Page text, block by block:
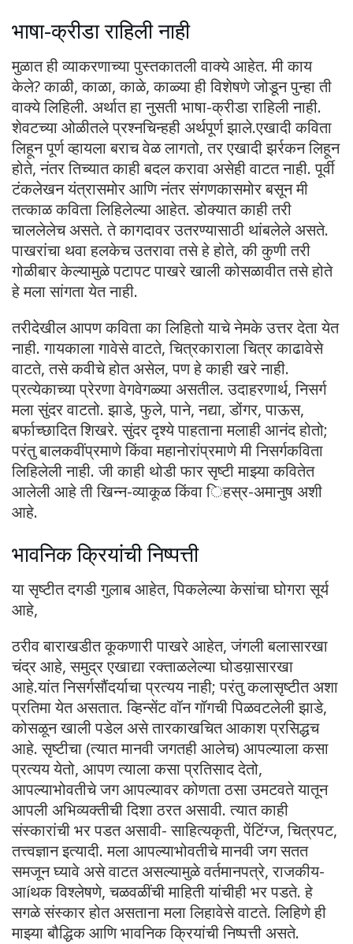
भाषा-क्रीडा राहिली नाही
मुळात ही व्याकरणाच्या पुस्तकातली वाक्ये आहेत. मी काय
केले? काळी, काळा, काळे, काळ्या ही विशेषणे जोडून पुन्हा ती
वाक्ये लिहिली. अर्थात हा नुसती भाषा-क्रीडा राहिली नाही.
शेवटच्या ओळीतले प्रश्नचिन्हही अर्थपूर्ण झाले.एखादी कविता
लिहून पूर्ण व्हायला बराच वेळ लागतो, तर एखादी झर्रकन लिहून
होते, नंतर तिच्यात काही बदल करावा असेही वाटत नाही. पूर्वी
टंकलेखन यंत्रासमोर आणि नंतर संगणकासमोर बसून मी
तत्काळ कविता लिहिलेल्या आहेत. डोक्यात काही तरी
चाललेलेच असते. ते कागदावर उतरण्यासाठी थांबलेले असते.
पाखरांचा थवा हलकेच उतरावा तसे हे होते, की कुणी तरी
गोळीबार केल्यामुळे पटापट पाखरे खाली कोसळावीत तसे होते
हे मला सांगता येत नाही.
तरीदेखील आपण कविता का लिहितो याचे नेमके उत्तर देता येत
नाही. गायकाला गावेसे वाटते, चित्रकाराला चित्र काढावेसे
वाटते, तसे कवीचे होत असेल, पण हे काही खरे नाही.
प्रत्येकाच्या प्रेरणा वेगवेगळ्या असतील. उदाहरणार्थ, निसर्ग
मला सुंदर वाटतो. झाडे, फुले, पाने, नद्या, डोंगर, पाऊस,
बर्फाच्छादित शिखरे. सुंदर दृश्ये पाहताना मलाही आनंद होतो;
परंतु बालकवींप्रमाणे किंवा महानोरांप्रमाणे मी निसर्गकविता
लिहिलेली नाही. जी काही थोडी फार सृष्टी माझ्या कवितेत
आलेली आहे ती खिन्न-व्याकूळ किंवा िहस्र-अमानुष अशी
आहे.
भावनिक क्रियांची निष्पत्ती
या सृष्टीत दगडी गुलाब आहेत, पिकलेल्या केसांचा घोगरा सूर्य
आहे,
ठरीव बाराखडीत कूकणारी पाखरे आहेत, जंगली बलासारखा
चंद्र आहे, समुद्र एखाद्या रक्ताळलेल्या घोडय़ासारखा
आहे.यांत निसर्गसौंदर्याचा प्रत्यय नाही; परंतु कलासृष्टीत अशा
प्रतिमा येत असतात. व्हिन्सेंट वॉन गॉगची पिळवटलेली झाडे,
कोसळून खाली पडेल असे तारकाखचित आकाश प्रसिद्धच
आहे. सृष्टीचा (त्यात मानवी जगतही आलेच) आपल्याला कसा
प्रत्यय येतो, आपण त्याला कसा प्रतिसाद देतो,
आपल्याभोवतीचे जग आपल्यावर कोणता ठसा उमटवते यातून
आपली अभिव्यक्तीची दिशा ठरत असावी. त्यात काही
संस्कारांची भर पडत असावी- साहित्यकृती, पेंटिंग्ज, चित्रपट,
तत्त्वज्ञान इत्यादी. मला आपल्याभोवतीचे मानवी जग सतत
समजून घ्यावे असे वाटत असल्यामुळे वर्तमानपत्रे, राजकीय-
आíथक विश्लेषणे, चळवळींची माहिती यांचीही भर पडते. हे
सगळे संस्कार होत असताना मला लिहावेसे वाटते. लिहिणे ही
माझ्या बौद्धिक आणि भावनिक क्रियांची निष्पत्ती असते.